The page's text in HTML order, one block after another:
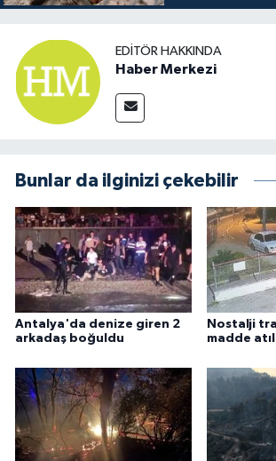
EDITÖR HAKKINDA
Haber Merkezi
Bunlar da ilginizi çekebilir
Antalya'da denize giren 2
arkadaş boğuldu
Nostalji
madde